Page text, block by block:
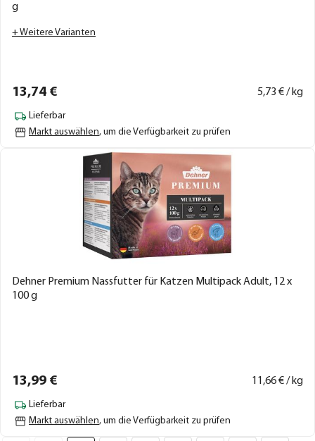
g
+ Weitere Varianten
13,74 € 5,73 € / kg
Lieferbar
Markt auswählen, um die Verfügbarkeit zu prüfen
Dehner Premium Nassfutter für Katzen Multipack Adult, 12 x
100 g
13,99 € 11,66€ / kg
Lieferbar
Markt auswählen, um die Verfügbarkeit zu prüfen